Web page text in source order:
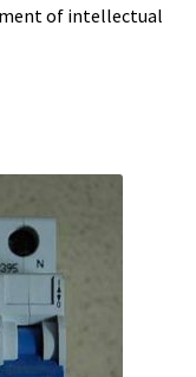
of intellectual